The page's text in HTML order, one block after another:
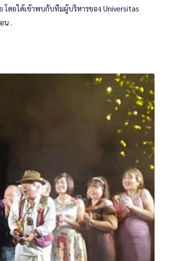
โดยได้เข้าพบกับทีมผู้บริหารของ Universitas
น .